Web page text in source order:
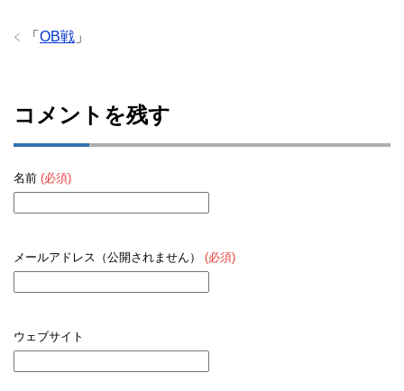
「 OB戦 」
コメントを残す
名前 (必須)
メールアドレス（公開されません） (必須)
ウェブサイト